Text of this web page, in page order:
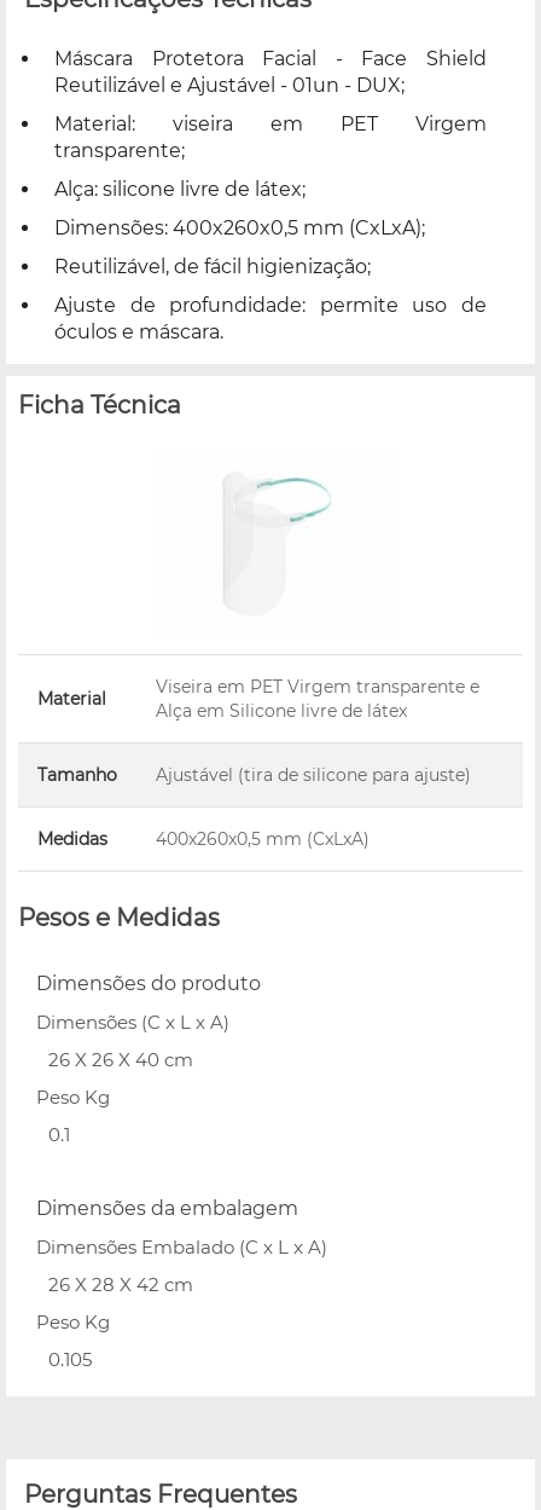
Máscara Protetora Facial - Face Shield
Reutilizável e Ajustável - 01un - DUX;
Material: viseira em PET Virgem
transparente;
Alça: silicone livre de látex;
Dimensões: 400x260x0,5 mm (CxLxA);
Reutilizável, de fácil higienização;
Ajuste de profundidade: permite uso de
óculos e máscara.
Ficha Técnica
Material
Viseira em PET Virgem transparente e
Alça em Silicone livre de látex
Tamanho Ajustável (tira de silicone para ajuste)
Medidas 400x260x0,5 mm (CxLxA)
Pesos e Medidas
Dimensões do produto
Dimensões (C x L x A)
26 X 26 X 40 cm
Peso Kg
0.1
Dimensões da embalagem
Dimensões Embalado (C x L x A)
26 X 28 X 42 cm
Peso Kg
0.105
Perguntas Frequentes